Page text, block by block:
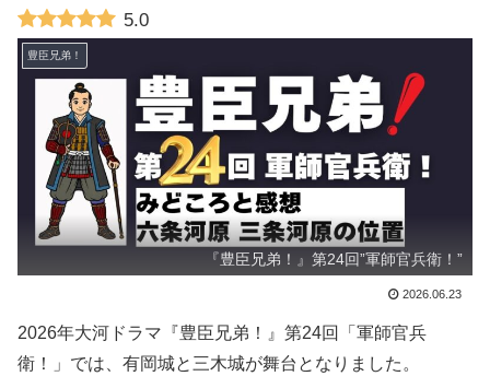
5.0
豊臣兄弟！
『豊臣兄弟！』第24回”軍師官兵衛！”
2026.06.23
2026年大河ドラマ『豊臣兄弟！』第24回「軍師官兵
衛！」では、有岡城と三木城が舞台となりました。